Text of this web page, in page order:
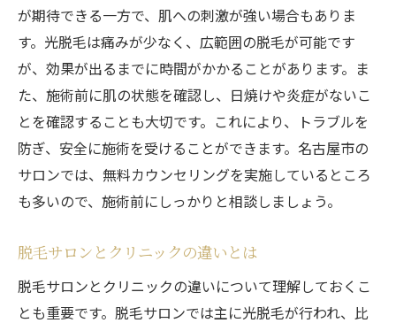
が期待できる一方で、肌への刺激が強い場合もありま
す。光脱毛は痛みが少なく、広範囲の脱毛が可能です
が、効果が出るまでに時間がかかることがあります。ま
た、施術前に肌の状態を確認し、日焼けや炎症がないこ
とを確認することも大切です。これにより、トラブルを
防ぎ、安全に施術を受けることができます。名古屋市の
サロンでは、無料カウンセリングを実施しているところ
も多いので、施術前にしっかりと相談しましょう。
脱毛サロンとクリニックの違いとは
脱毛サロンとクリニックの違いについて理解しておくこ
とも重要です。脱毛サロンでは主に光脱毛が行われ、比